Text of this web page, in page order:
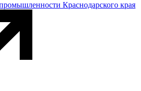
Краснодарского края